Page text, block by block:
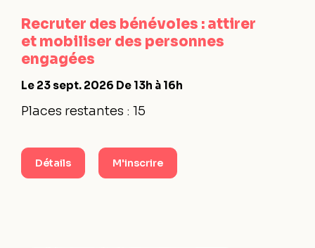
Recruter des bénévoles : attirer
et mobiliser des personnes
engagées
Le 23 sept. 2026 De 13h à 16h
Places restantes : 15
Détails M'inscrire